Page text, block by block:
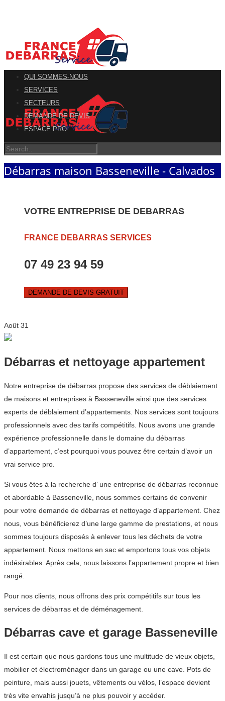
QUI SOMMES-NOUS
SERVICES
SECTEURS
DEMANDE DE DEVIS
ESPACE PRO
Débarras maison Basseneville - Calvados
VOTRE ENTREPRISE DE DEBARRAS
FRANCE DEBARRAS SERVICES
07 49 23 94 59
DEMANDE DE DEVIS GRATUIT
Août 31
Débarras et nettoyage appartement
Notre entreprise de débarras propose des services de déblaiement
de maisons et entreprises à Basseneville ainsi que des services
experts de déblaiement d’appartements. Nos services sont toujours
professionnels avec des tarifs compétitifs. Nous avons une grande
expérience professionnelle dans le domaine du débarras
d’appartement, c’est pourquoi vous pouvez être certain d’avoir un
vrai service pro.
Si vous êtes à la recherche d’ une entreprise de débarras reconnue
et abordable à Basseneville, nous sommes certains de convenir
pour votre demande de débarras et nettoyage d’appartement. Chez
nous, vous bénéficierez d’une large gamme de prestations, et nous
sommes toujours disposés à enlever tous les déchets de votre
appartement. Nous mettons en sac et emportons tous vos objets
indésirables. Après cela, nous laissons l’appartement propre et bien
rangé.
Pour nos clients, nous offrons des prix compétitifs sur tous les
services de débarras et de déménagement.
Débarras cave et garage Basseneville
Il est certain que nous gardons tous une multitude de vieux objets,
mobilier et électroménager dans un garage ou une cave. Pots de
peinture, mais aussi jouets, vêtements ou vélos, l’espace devient
très vite envahis jusqu’à ne plus pouvoir y accéder.